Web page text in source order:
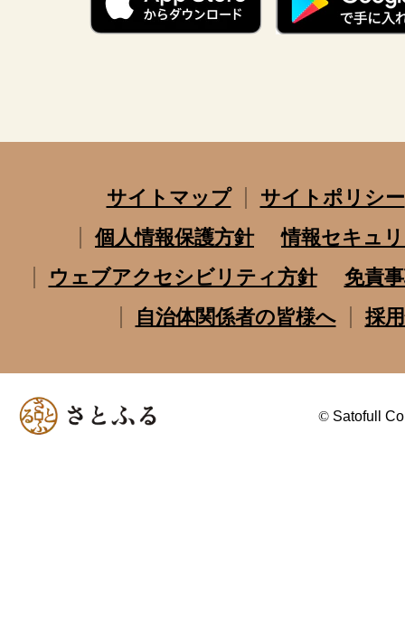
サイトマップ
サイトポリシー
個人情報保護方針
情報セキュ
ウェブアクセシビリティ方針
免責
自治体関係者の皆様へ
採
© Satofull